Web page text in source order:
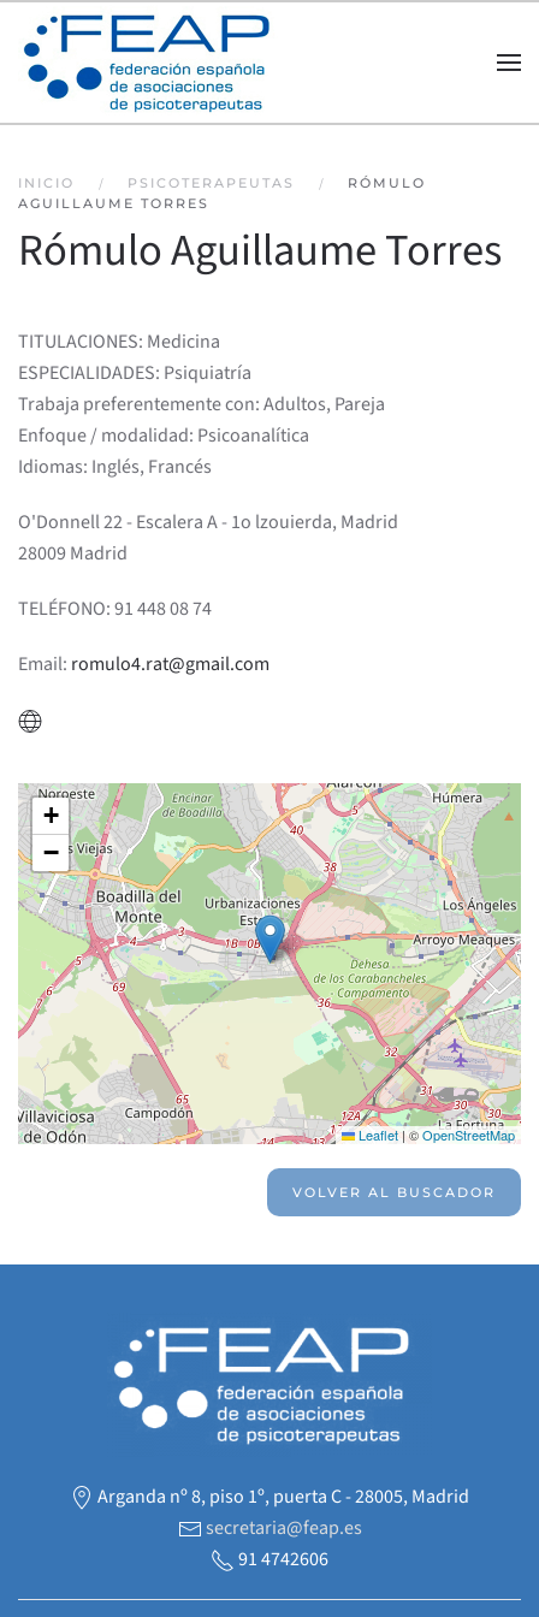
Skip to main content
INICIO PSICOTERAPEUTAS
RÓMULO
AGUILLAUME TORRES
Rómulo Aguillaume Torres
TITULACIONES: Medicina
ESPECIALIDADES: Psiquiatría
Trabaja preferentemente con: Adultos, Pareja
Enfoque / modalidad: Psicoanalítica
Idiomas: Inglés, Francés
O'Donnell 22 - Escalera A - 1o lzouierda, Madrid
28009 Madrid
TELÉFONO: 91 448 08 74
Email: romulo4.rat@gmail.com
+
−
Leaflet | ©OpenStreetMap
VOLVER AL BUSCADOR
Arganda nº 8, piso 1º, puerta C - 28005, Madrid
secretaria@feap.es
91 4742606